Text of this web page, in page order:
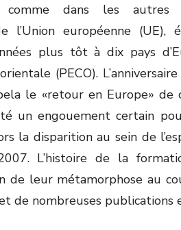
comme dans les autres
l’Union européenne (UE),
plus tôt à dix pays
(PECO).
le «retour en Europe» de
un engouement certain
la disparition au sein de
L’histoire de la
de leur métamorphose au
de nombreuses publications